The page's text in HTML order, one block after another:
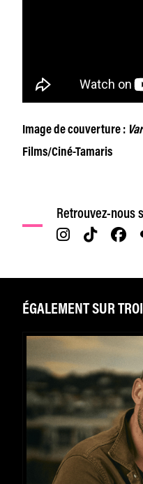
Image de couverture :
Films/Ciné-Tamaris
Retrouvez-nous
ÉGALEMENT SUR